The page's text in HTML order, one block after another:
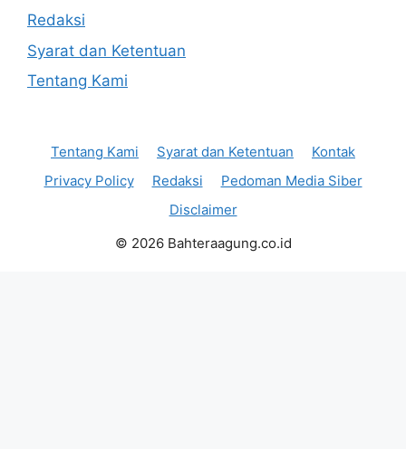
Redaksi
Syarat dan Ketentuan
Tentang Kami
Tentang Kami Syarat dan Ketentuan
Kontak
Privacy Policy
Redaksi
Pedoman Media Siber
Disclaimer
© 2026 Bahteraagung.co.id